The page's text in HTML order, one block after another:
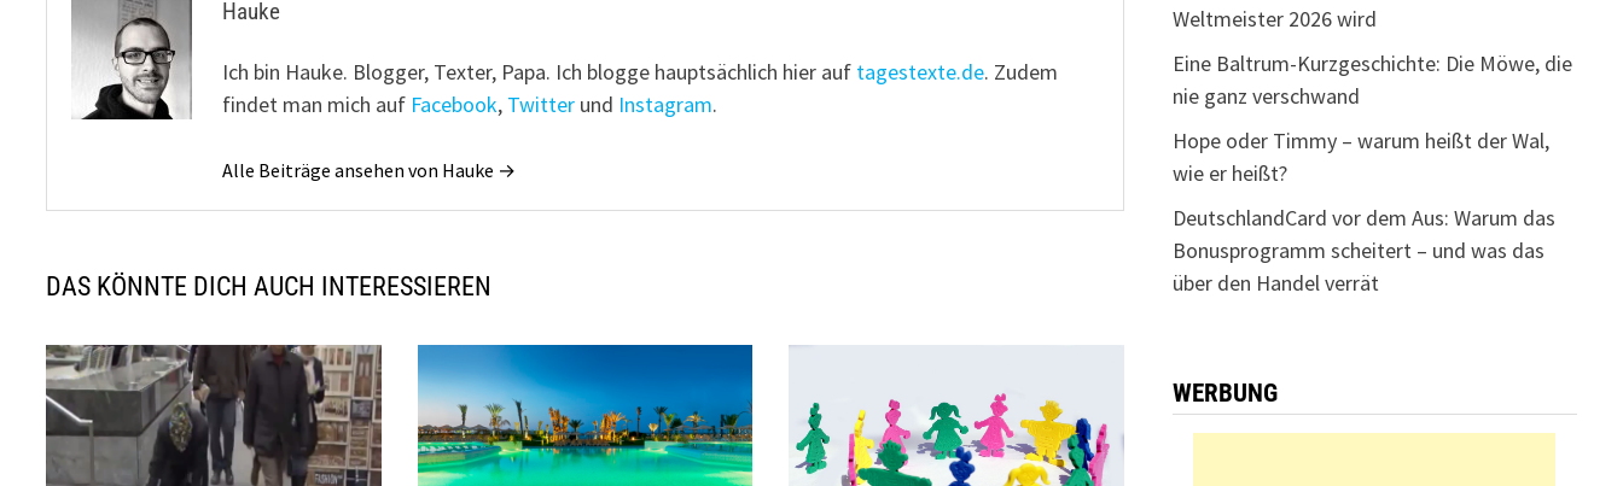
Hauke
Ich bin Hauke. Blogger, Texter, Papa. Ich blogge hauptsächlich hier auf tagestexte.de. Zudem
findet man mich auf Facebook, Twitter und Instagram.
Alle Beiträge ansehen von Hauke →
DAS KÖNNTE DICH AUCH INTERESSIEREN
Weltmeister 2026 wird
Eine Baltrum-Kurzgeschichte: Die Möwe, die
nie ganz verschwand
Hope oder Timmy – warum heißt der Wal,
wie er heißt?
DeutschlandCard vor dem Aus: Warum das
Bonusprogramm scheitert – und was das
über den Handel verrät
WERBUNG